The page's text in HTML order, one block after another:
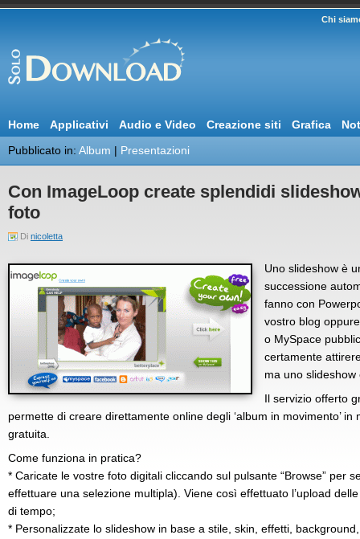
Chi
Home Applicativi Audio e Video Creazione siti Grafica
Pubblicato in: Album | Presentazioni
Con ImageLoop create splendidi
foto
Di nicoletta
Uno slideshow è
successione
fanno con
vostro blog
o MySpace
certamente
ma uno slideshow
Il servizio offerto
permette di creare direttamente online degli ‘album in movimento’
gratuita.
Come funziona in pratica?
* Caricate le vostre foto digitali cliccando sul pulsante “Browse” per
effettuare una selezione multipla). Viene così effettuato l’upload
di tempo;
* Personalizzate lo slideshow in base a stile, skin, effetti,